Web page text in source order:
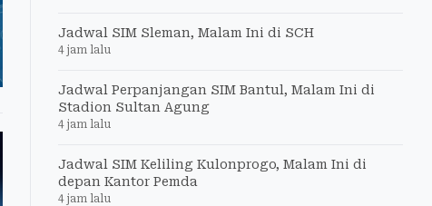
Jadwal SIM Sleman, Malam Ini di SCH
4 jam lalu
Jadwal Perpanjangan SIM Bantul, Malam Ini di
Stadion Sultan Agung
4 jam lalu
Jadwal SIM Keliling Kulonprogo, Malam Ini di
depan Kantor Pemda
4 jam lalu